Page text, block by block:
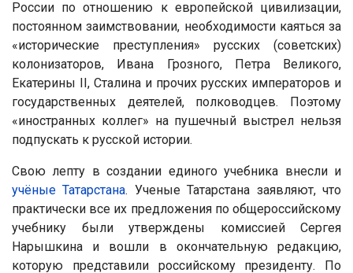
России по отношению к европейской цивилизации,
постоянном заимствовании, необходимости каяться за
«исторические преступления» русских (советских)
колонизаторов, Ивана Грозного, Петра Великого,
Екатерины II, Сталина и прочих русских императоров и
государственных деятелей, полководцев. Поэтому
«иностранных коллег» на пушечный выстрел нельзя
подпускать к русской истории.
Свою лепту в создании единого учебника внесли и
учёные Татарстана. Ученые Татарстана заявляют, что
практически все их предложения по общероссийскому
учебнику были утверждены комиссией Сергея
Нарышкина и вошли в окончательную редакцию,
которую представили российскому президенту. По